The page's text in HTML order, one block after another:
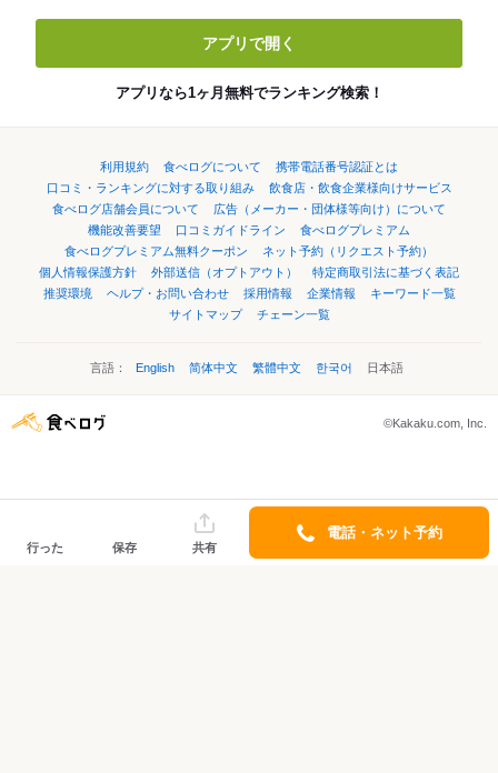
アプリで開く
アプリなら1ヶ月無料でランキング検索！
利用規約 食べログについて
携帯電話番号認証とは
口コミ・ランキングに対する取り組み
飲食店・飲食企業様向けサービス
食べログ店舗会員について
広告（メーカー・団体様等向け）について
機能改善要望
口コミガイドライン
食べログプレミアム
食べログプレミアム無料クーポン
ネット予約（リクエスト予約）
個人情報保護方針
外部送信（オプトアウト）
特定商取引法に基づく表記
推奨環境
ヘルプ・お問い合わせ 採用情報 企業情報
キーワード一覧
サイトマップ
チェーン一覧
言語： English 简体中文 繁體中文 한국어 日本語
©Kakaku.com, Inc.
行った 保存 共有
電話・ネット予約